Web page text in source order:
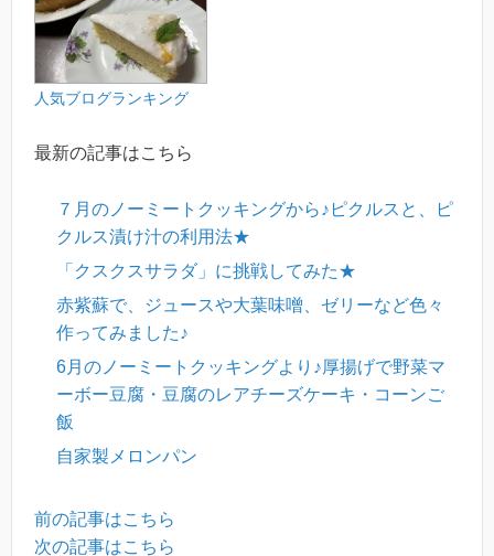
人気ブログランキング
最新の記事はこちら
７月のノーミートクッキングから♪ピクルスと、ピ
クルス漬け汁の利用法★
「クスクスサラダ」に挑戦してみた★
赤紫蘇で、ジュースや大葉味噌、ゼリーなど色々
作ってみました♪
6月のノーミートクッキングより♪厚揚げで野菜マ
ーボー豆腐・豆腐のレアチーズケーキ・コーンご
飯
自家製メロンパン
前の記事はこちら
次の記事はこちら